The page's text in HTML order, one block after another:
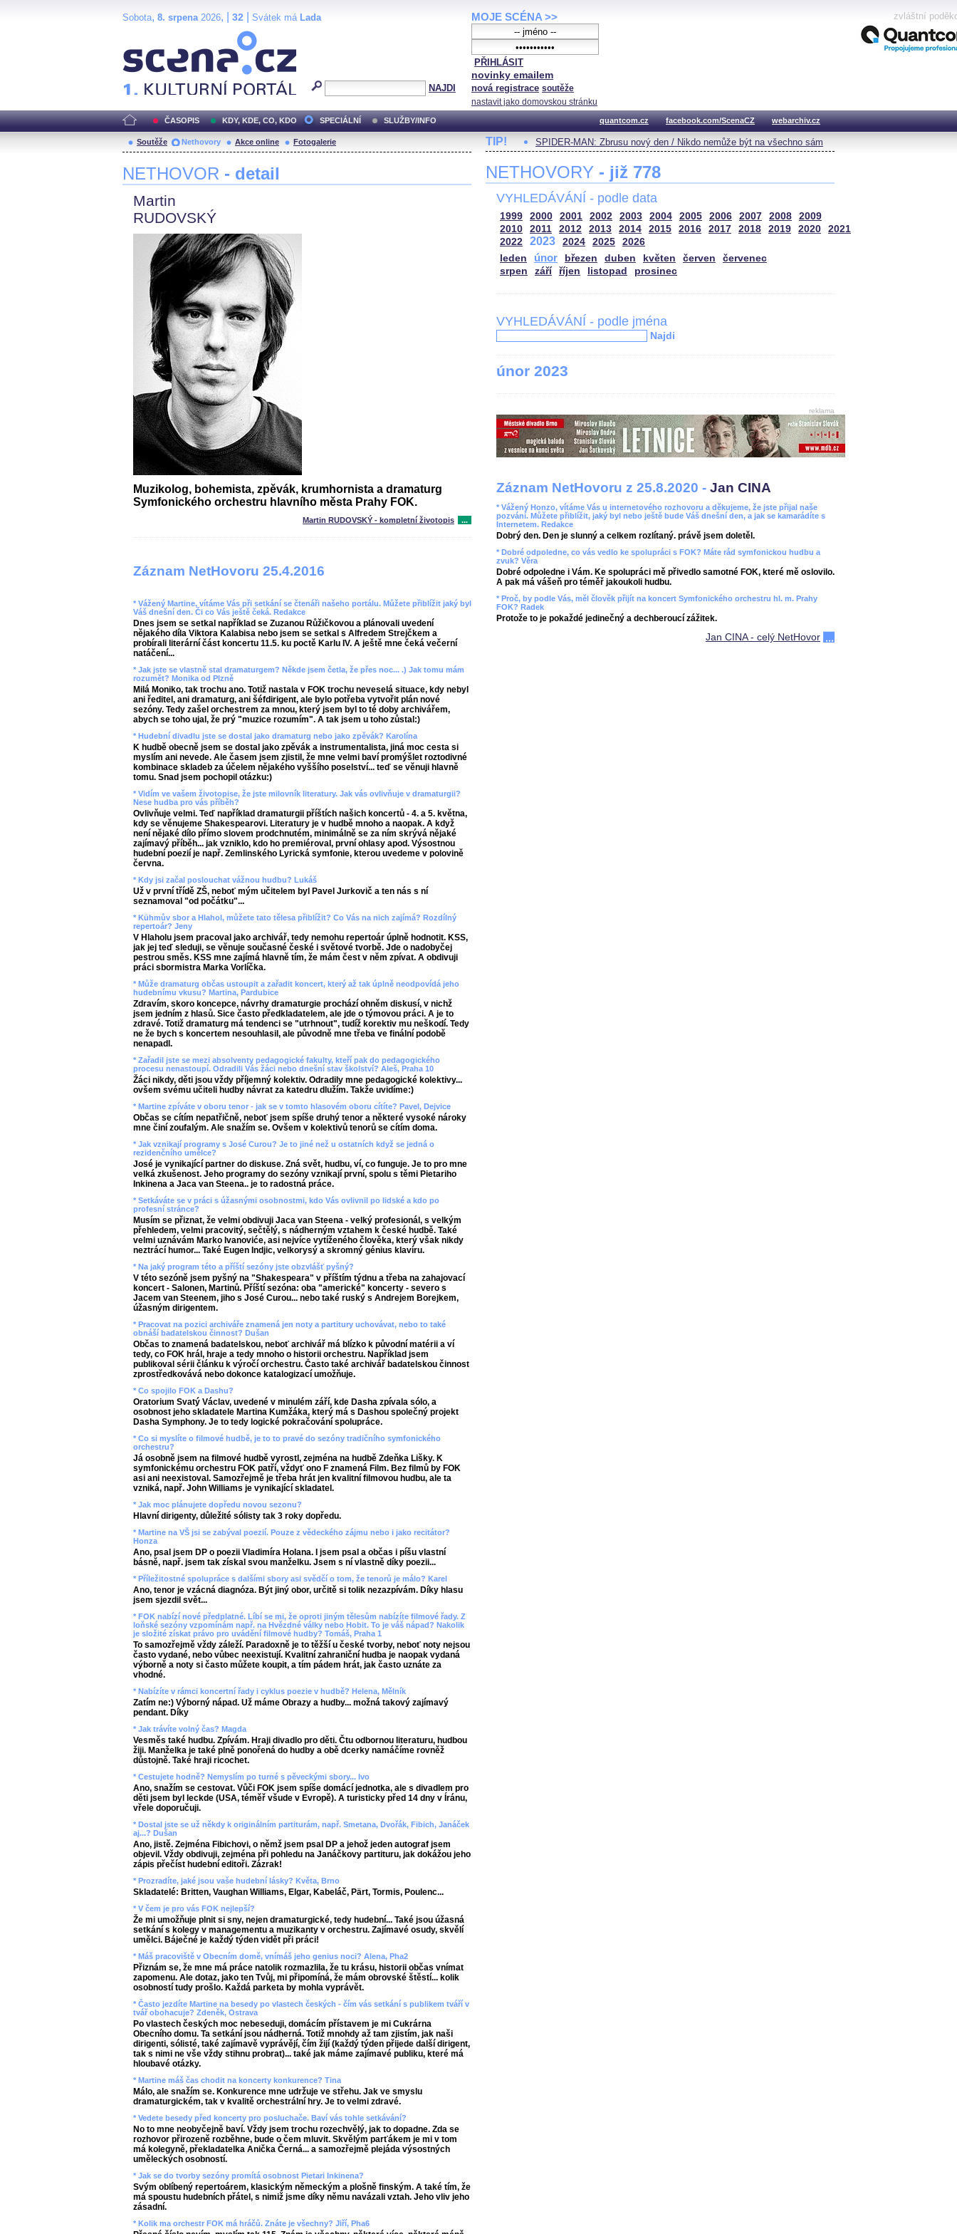
Sobota, 8. srpena2026, | 32 Svátek má Lada
NAJDI
MOJE SCÉNA >>
PŘIHLÁSIT
novinky emailem
nová registrace soutěže
nastavit jako domovskou stránku
zvláštní
ČASOPIS KDY, KDE, CO, KDO SPECIÁLNÍ SLUŽBY/INFO quantcom.cz facebook.com/ScenaCZ webarchiv.cz
Soutěže Nethovory Akce online Fotogalerie
NETHOVOR - detail
Martin
RUDOVSKÝ
Muzikolog, bohemista, zpěvák, krumhornista a dramaturg
Symfonického orchestru hlavního města Prahy FOK.
Martin RUDOVSKÝ - kompletní životopis ...
Záznam NetHovoru 25.4.2016
* Vážený Martine, vítáme Vás při setkání se čtenáři našeho portálu. Můžete přiblížit jaký byl
Váš dnešní den. Či co Vás ještě čeká. Redakce
Dnes jsem se setkal například se Zuzanou Růžičkovou a plánovali uvedení
nějakého díla Viktora Kalabisa nebo jsem se setkal s Alfredem Strejčkem a
probírali literární část koncertu 11.5. ku poctě Karlu IV. A ještě mne čeká večerní
natáčení...
* Jak jste se vlastně stal dramaturgem? Někde jsem četla, že přes noc... .) Jak tomu mám
rozumět? Monika od Plzně
Milá Moniko, tak trochu ano. Totiž nastala v FOK trochu neveselá situace, kdy nebyl
ani ředitel, ani dramaturg, ani šéfdirigent, ale bylo potřeba vytvořit plán nové
sezóny. Tedy zašel orchestrem za mnou, který jsem byl to té doby archivářem,
abych se toho ujal, že prý "muzice rozumím". A tak jsem u toho zůstal:)
* Hudební divadlu jste se dostal jako dramaturg nebo jako zpěvák? Karolína
K hudbě obecně jsem se dostal jako zpěvák a instrumentalista, jiná moc cesta si
myslím ani nevede. Ale časem jsem zjistil, že mne velmi baví promýšlet roztodivné
kombinace skladeb za účelem nějakého vyššího poselství... teď se věnuji hlavně
tomu. Snad jsem pochopil otázku:)
* Vidím ve vašem životopise, že jste milovník literatury. Jak vás ovlivňuje v dramaturgii?
Nese hudba pro vás příběh?
Ovlivňuje velmi. Teď například dramaturgii příštích našich koncertů - 4. a 5. května,
kdy se věnujeme Shakespearovi. Literatury je v hudbě mnoho a naopak. A když
není nějaké dílo přímo slovem prodchnutém, minimálně se za ním skrývá nějaké
zajímavý příběh... jak vzniklo, kdo ho premiéroval, první ohlasy apod. Výsostnou
hudební poezií je např. Zemlinského Lyrická symfonie, kterou uvedeme v polovině
června.
* Kdy jsi začal poslouchat vážnou hudbu? Lukáš
Už v první třídě ZŠ, neboť mým učitelem byl Pavel Jurkovič a ten nás s ní
seznamoval "od počátku"...
* Kühmův sbor a Hlahol, můžete tato tělesa přiblížit? Co Vás na nich zajímá? Rozdílný
repertoár? Jeny
V Hlaholu jsem pracoval jako archivář, tedy nemohu repertoár úplně hodnotit. KSS,
jak jej teď sleduji, se věnuje současné české i světové tvorbě. Jde o nadobyčej
pestrou směs. KSS mne zajímá hlavně tím, že mám čest v něm zpívat. A obdivuji
práci sbormistra Marka Vorlíčka.
* Může dramaturg občas ustoupit a zařadit koncert, který až tak úplně neodpovídá jeho
hudebnímu vkusu? Martina, Pardubice
Zdravím, skoro koncepce, návrhy dramaturgie prochází ohněm diskusí, v nichž
jsem jedním z hlasů. Sice často předkladatelem, ale jde o týmovou práci. A je to
zdravé. Totiž dramaturg má tendenci se "utrhnout", tudíž korektiv mu neškodí. Tedy
ne že bych s koncertem nesouhlasil, ale původně mne třeba ve finální podobě
nenapadl.
* Zařadil jste se mezi absolventy pedagogické fakulty, kteří pak do pedagogického
procesu nenastoupí. Odradili Vás žáci nebo dnešní stav školství? Aleš, Praha 10
Žáci nikdy, děti jsou vždy příjemný kolektiv. Odradily mne pedagogické kolektivy...
ovšem svému učiteli hudby návrat za katedru dlužím. Takže uvidíme:)
* Martine zpíváte v oboru tenor - jak se v tomto hlasovém oboru cítíte? Pavel, Dejvice
Občas se cítím nepatřičně, neboť jsem spíše druhý tenor a některé vysoké nároky
mne činí zoufalým. Ale snažím se. Ovšem v kolektivů tenorů se cítím doma.
* Jak vznikají programy s José Curou? Je to jiné než u ostatních když se jedná o
rezidenčního umělce?
José je vynikající partner do diskuse. Zná svět, hudbu, ví, co funguje. Je to pro mne
velká zkušenost. Jeho programy do sezóny vznikají první, spolu s těmi Pietariho
Inkinena a Jaca van Steena.. je to radostná práce.
* Setkáváte se v práci s úžasnými osobnostmi, kdo Vás ovlivnil po lidské a kdo po
profesní stránce?
Musím se přiznat, že velmi obdivuji Jaca van Steena - velký profesionál, s velkým
přehledem, velmi pracovitý, sečtělý, s nádherným vztahem k české hudbě. Také
velmi uznávám Marko Ivanoviće, asi nejvíce vytíženého člověka, který však nikdy
neztrácí humor... Také Eugen Indjic, velkorysý a skromný génius klavíru.
* Na jaký program této a příští sezóny jste obzvlášť pyšný?
V této sezóně jsem pyšný na "Shakespeara" v příštím týdnu a třeba na zahajovací
koncert - Salonen, Martinů. Příští sezóna: oba "americké" koncerty - severo s
Jacem van Steenem, jiho s José Curou... nebo také ruský s Andrejem Borejkem,
úžasným dirigentem.
* Pracovat na pozici archiváře znamená jen noty a partitury uchovávat, nebo to také
obnáší badatelskou činnost? Dušan
Občas to znamená badatelskou, neboť archivář má blízko k původní matérii a ví
tedy, co FOK hrál, hraje a tedy mnoho o historii orchestru. Například jsem
publikoval sérii článku k výročí orchestru. Často také archivář badatelskou činnost
zprostředkovává nebo dokonce katalogizací umožňuje.
* Co spojilo FOK a Dashu?
Oratorium Svatý Václav, uvedené v minulém září, kde Dasha zpívala sólo, a
osobnost jeho skladatele Martina Kumžáka, který má s Dashou společný projekt
Dasha Symphony. Je to tedy logické pokračování spolupráce.
* Co si myslíte o filmové hudbě, je to to pravé do sezóny tradičního symfonického
orchestru?
Já osobně jsem na filmové hudbě vyrostl, zejména na hudbě Zdeňka Lišky. K
symfonickému orchestru FOK patří, vždyť ono F znamená Film. Bez filmů by FOK
asi ani neexistoval. Samozřejmě je třeba hrát jen kvalitní filmovou hudbu, ale ta
vzniká, např. John Williams je vynikající skladatel.
* Jak moc plánujete dopředu novou sezonu?
Hlavní dirigenty, důležité sólisty tak 3 roky dopředu.
* Martine na VŠ jsi se zabýval poezií. Pouze z vědeckého zájmu nebo i jako recitátor?
Honza
Ano, psal jsem DP o poezii Vladimíra Holana. I jsem psal a občas i píšu vlastní
básně, např. jsem tak získal svou manželku. Jsem s ní vlastně díky poezii...
* Příležitostné spolupráce s dalšími sbory asi svědčí o tom, že tenorů je málo? Karel
Ano, tenor je vzácná diagnóza. Být jiný obor, určitě si tolik nezazpívám. Díky hlasu
jsem sjezdil svět...
* FOK nabízí nové předplatné. Líbí se mi, že oproti jiným tělesům nabízíte filmové řady. Z
loňské sezóny vzpomínám např. na Hvězdné války nebo Hobit. To je váš nápad? Nakolik
je složité získat právo pro uvádění filmové hudby? Tomáš, Praha 1
To samozřejmě vždy záleží. Paradoxně je to těžší u české tvorby, neboť noty nejsou
často vydané, nebo vůbec neexistují. Kvalitní zahraniční hudba je naopak vydaná
výborně a noty si často můžete koupit, a tím pádem hrát, jak často uznáte za
vhodné.
* Nabízíte v rámci koncertní řady i cyklus poezie v hudbě? Helena, Mělník
Zatím ne:) Výborný nápad. Už máme Obrazy a hudby... možná takový zajímavý
pendant. Díky
* Jak trávíte volný čas? Magda
Vesměs také hudbu. Zpívám. Hraji divadlo pro děti. Čtu odbornou literaturu, hudbou
žiji. Manželka je také plně ponořená do hudby a obě dcerky namáčíme rovněž
důstojně. Také hraji ricochet.
* Cestujete hodně? Nemyslím po turné s pěveckými sbory... Ivo
Ano, snažím se cestovat. Vůči FOK jsem spíše domácí jednotka, ale s divadlem pro
děti jsem byl leckde (USA, téměř všude v Evropě). A turisticky před 14 dny v Íránu,
vřele doporučuji.
* Dostal jste se už někdy k originálním partiturám, např. Smetana, Dvořák, Fibich, Janáček
aj...? Dušan
Ano, jistě. Zejména Fibichovi, o němž jsem psal DP a jehož jeden autograf jsem
objevil. Vždy obdivuji, zejména při pohledu na Janáčkovy partituru, jak dokážou jeho
zápis přečíst hudební editoři. Zázrak!
* Prozradíte, jaké jsou vaše hudební lásky? Květa, Brno
Skladatelé: Britten, Vaughan Williams, Elgar, Kabeláč, Pärt, Tormis, Poulenc...
* V čem je pro vás FOK nejlepší?
Že mi umožňuje plnit si sny, nejen dramaturgické, tedy hudební... Také jsou úžasná
setkání s kolegy v managementu a muzikanty v orchestru. Zajímavé osudy, skvělí
umělci. Báječné je každý týden vidět při práci!
* Máš pracoviště v Obecním domě, vnímáš jeho genius noci? Alena, Pha2
Přiznám se, že mne má práce natolik rozmazlila, že tu krásu, historii občas vnímat
zapomenu. Ale dotaz, jako ten Tvůj, mi připomíná, že mám obrovské štěstí... kolik
osobností tudy prošlo. Každá parketa by mohla vyprávět.
* Často jezdíte Martine na besedy po vlastech českých - čím vás setkání s publikem tváří v
tvář obohacuje? Zdeněk, Ostrava
Po vlastech českých moc nebeseduji, domácím přístavem je mi Cukrárna
Obecního domu. Ta setkání jsou nádherná. Totiž mnohdy až tam zjistím, jak naši
dirigenti, sólisté, také zajímavě vyprávějí, čím žijí (každý týden přijede další dirigent,
tak s nimi ne vše vždy stihnu probrat)... také jak máme zajímavé publiku, které má
hloubavé otázky.
* Martine máš čas chodit na koncerty konkurence? Tina
Málo, ale snažím se. Konkurence mne udržuje ve střehu. Jak ve smyslu
dramaturgickém, tak v kvalitě orchestrální hry. Je to velmi zdravé.
* Vedete besedy před koncerty pro posluchače. Baví vás tohle setkávání?
No to mne neobyčejně baví. Vždy jsem trochu rozechvělý, jak to dopadne. Zda se
rozhovor přirozeně rozběhne, bude o čem mluvit. Skvělým parťákem je mi v tom
má kolegyně, překladatelka Anička Černá... a samozřejmě plejáda výsostných
uměleckých osobností.
* Jak se do tvorby sezóny promítá osobnost Pietari Inkinena?
Svým oblíbený repertoárem, klasickým německým a plošně finským. A také tím, že
má spoustu hudebních přátel, s nimiž jsme díky němu navázali vztah. Jeho vliv jeho
zásadní.
* Kolik ma orchestr FOK má hráčů. Znáte je všechny? Jiří, Pha6
TIP! SPIDER-MAN: Zbrusu nový den / Nikdo nemůže být na všechno sám
NETHOVORY - již 778
VYHLEDÁVÁNÍ - podle data
1999 2000 2001 2002 2003 2004 2005 2006 2007 2008
2009
2010
2011 2012 2013 2014 2015 2016 2017 2018 2019 2020
2021
2022
2023 2024 2025
2026
leden
únor březen duben květen červen
červenec
srpen
září říjen listopad prosinec
VYHLEDÁVÁNÍ - podle jména
Najdi
únor 2023
reklama
Záznam NetHovoru z 25.8.2020 - Jan CINA
* Vážený Honzo, vítáme Vás u internetového rozhovoru a děkujeme, že jste přijal naše
pozvání. Můžete přiblížit, jaký byl nebo ještě bude Váš dnešní den, a jak se kamarádíte s
Internetem. Redakce
Dobrý den. Den je slunný a celkem rozlítaný. právě jsem doletěl.
* Dobré odpoledne, co vás vedlo ke spolupráci s FOK? Máte rád symfonickou hudbu a
zvuk? Věra
Dobré odpoledne i Vám. Ke spolupráci mě přivedlo samotné FOK, které mě oslovilo.
A pak má vášeň pro téměř jakoukoli hudbu.
* Proč, by podle Vás, měl člověk přijít na koncert Symfonického orchestru hl. m. Prahy
FOK? Radek
Protože to je pokaždé jedinečný a dechberoucí zážitek.
Jan CINA - celý NetHovor